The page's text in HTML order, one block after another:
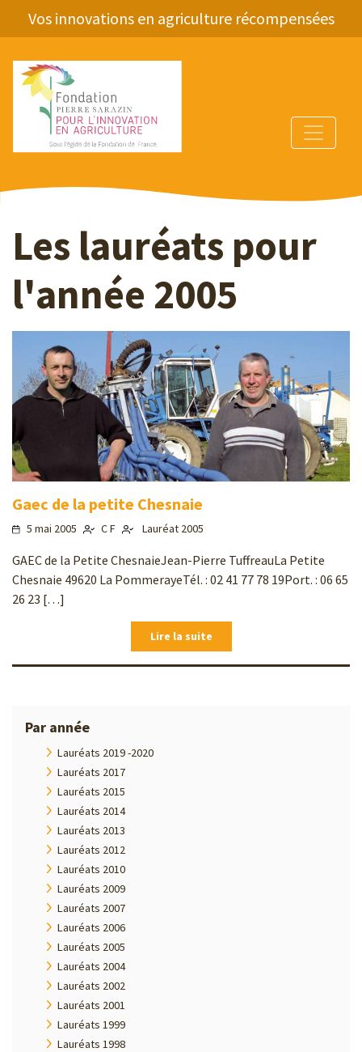
Vos innovations en agriculture récompensées
Les lauréats pour
l'année 2005
Gaec de la petite Chesnaie
5 mai 2005 C F Lauréat 2005
GAEC de la Petite ChesnaieJean-Pierre TuffreauLa Petite
Chesnaie 49620 La PommerayeTél. : 02 41 77 78 19Port. : 06 65
26 23 […]
Lire la suite
Par année
Lauréats 2019 -2020
Lauréats 2017
Lauréats 2015
Lauréats 2014
Lauréats 2013
Lauréats 2012
Lauréats 2010
Lauréats 2009
Lauréats 2007
Lauréats 2006
Lauréats 2005
Lauréats 2004
Lauréats 2002
Lauréats 2001
Lauréats 1999
Lauréats 1998